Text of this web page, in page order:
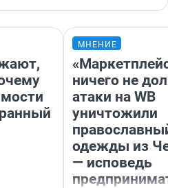
МНЕНИЕ
«Маркетплейс
ничего не
атаки на WB
уничтожили
православный
одежды из
— исповедь